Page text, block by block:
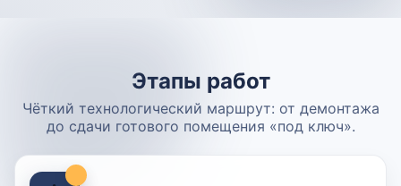
Этапы работ
Чёткий технологический маршрут: от демонтажа
до сдачи готового помещения «под ключ».